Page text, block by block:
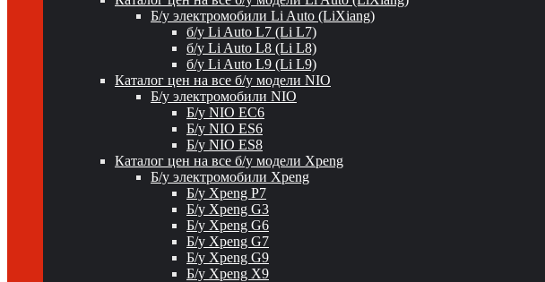
Б/у электромобили Li Auto (LiXiang)
б/у Li Auto L7 (Li L7)
б/у Li Auto L8 (Li L8)
б/у Li Auto L9 (Li L9)
Каталог цен на все б/у модели NIO
Б/у электромобили NIO
Б/у NIO EC6
Б/у NIO ES6
Б/у NIO ES8
Каталог цен на все б/у модели Xpeng
Б/у электромобили Xpeng
Б/у Xpeng P7
Б/у Xpeng G3
Б/у Xpeng G6
Б/у Xpeng G7
Б/у Xpeng G9
Б/у Xpeng X9